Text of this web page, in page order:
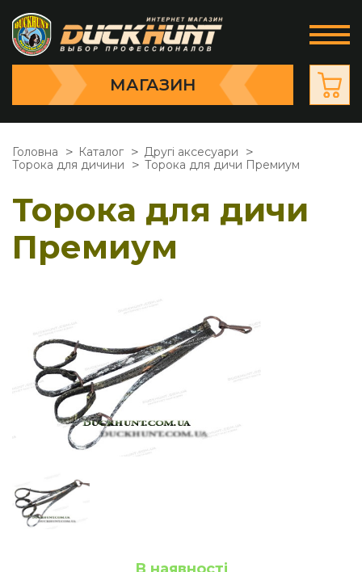
МАГАЗИН
Головна Каталог
Другі аксесуари
Торока для дичини
Торока для дичи Премиум
Торока для дичи
Премиум